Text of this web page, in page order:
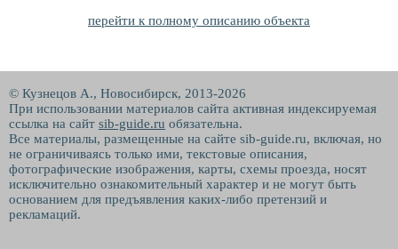
перейти к полному описанию объекта
© Кузнецов А., Новосибирск, 2013-2026
При использовании материалов сайта активная индексируемая
ссылка на сайт sib-guide.ru обязательна.
Все материалы, размещенные на сайте sib-guide.ru, включая, но
не ограничиваясь только ими, текстовые описания,
фотографические изображения, карты, схемы проезда, носят
исключительно ознакомительный характер и не могут быть
основанием для предъявления каких-либо претензий и
рекламаций.